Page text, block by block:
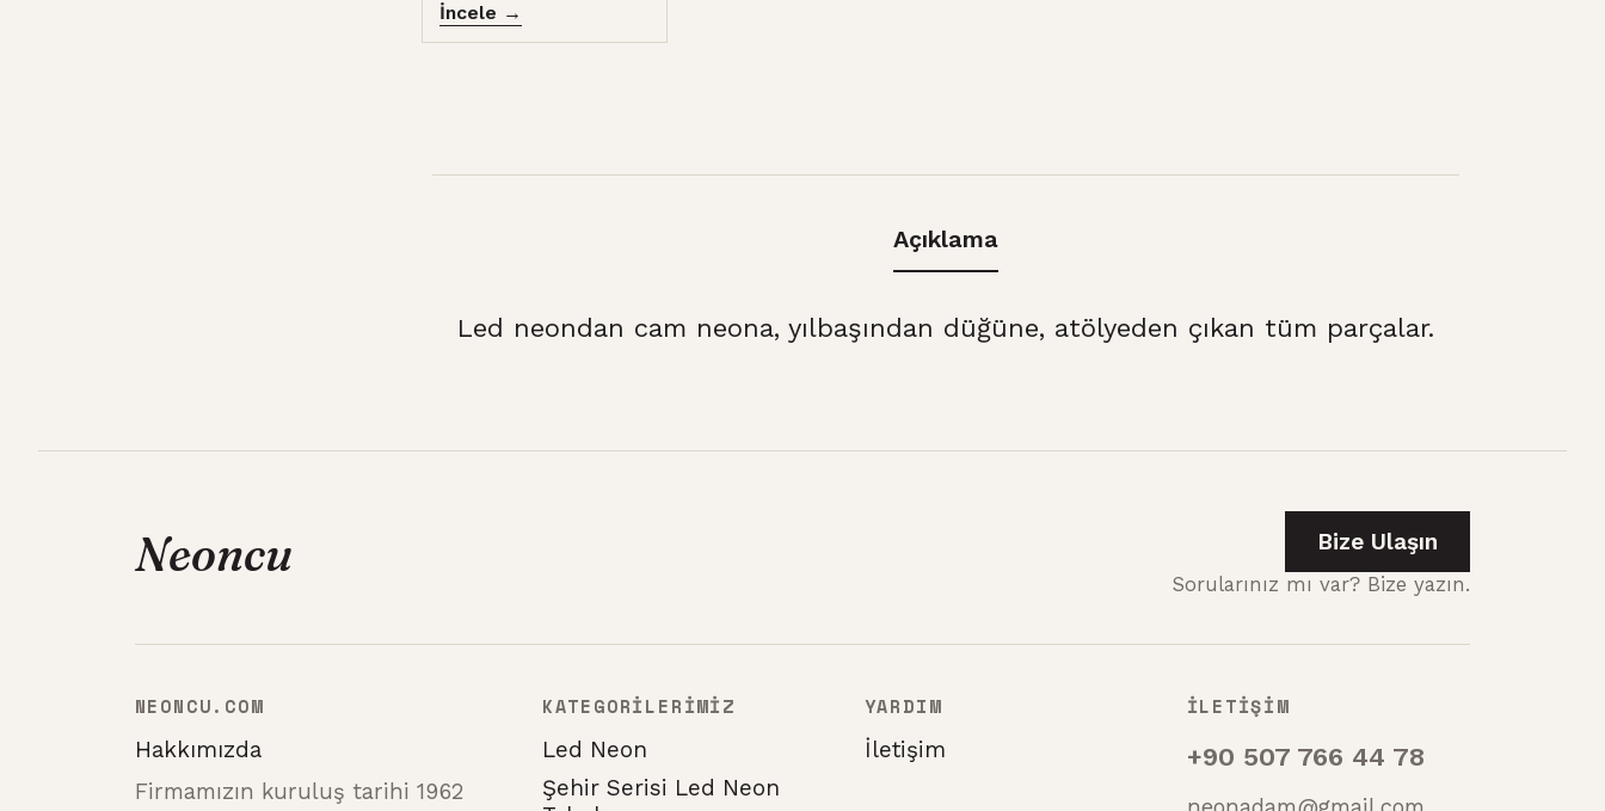
İncele →
Açıklama
Led neondan cam neona, yılbaşından düğüne, atölyeden çıkan tüm parçalar.
Neoncu Bize Ulaşın
Sorularınız mı var? Bize yazın.
NEONCU.COM
Hakkımızda
Firmamızın kuruluş tarihi 1962
KATEGORİLERİMİZ
Led Neon
Şehir Serisi Led Neon
YARDIM
İletişim
İLETİŞİM
+90 507 766 44 78